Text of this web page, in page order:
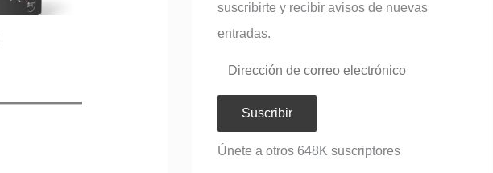
suscribirte y recibir avisos de nuevas
entradas.
Suscribir
Únete a otros 648K suscriptores